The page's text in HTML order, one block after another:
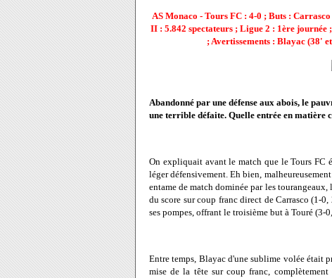
AS Monaco - Tours FC : 4-0 ; Buts :
II : 5.842 spectateurs ; Ligue 2 : 1ère journée ;
; Avertissements : Blayac (38'
Abandonné par une défense aux abois, le
une terrible défaite. Quelle entrée en matière
On expliquait avant le match que le Tours FC
léger défensivement. Eh bien,
entame de match dominée par les
du score sur coup franc direct de Carrasco (1-
ses pompes, offrant le troisième but à Touré (3-
Entre temps, Blayac d'une sublime volée était
mise de la tête sur coup franc,